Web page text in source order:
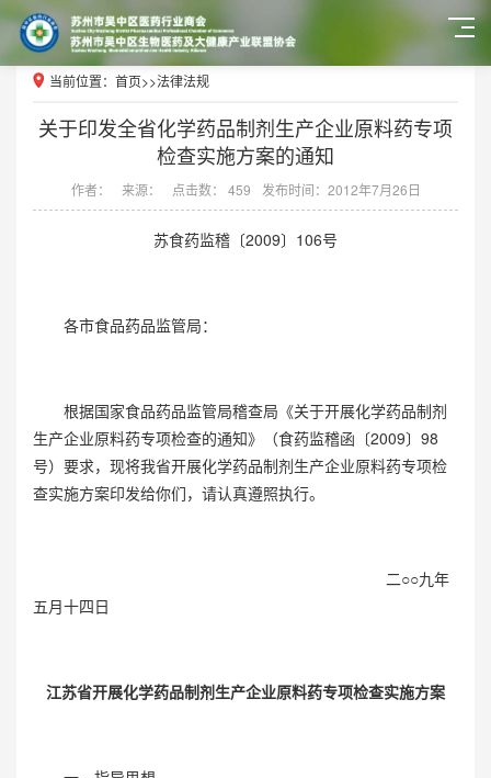
当前位置： 首页>>法律法规
关于印发全省化学药品制剂生产企业原料药专项
检查实施方案的通知
作者： 来源： 点击数： 459 发布时间：2012年7月26日
苏食药监稽〔2009〕106号
各市食品药品监管局：
根据国家食品药品监管局稽查局《关于开展化学药品制剂
生产企业原料药专项检查的通知》（食药监稽函〔2009〕98
号）要求，现将我省开展化学药品制剂生产企业原料药专项检
查实施方案印发给你们，请认真遵照执行。
二○○九年
五月十四日
江苏省开展化学药品制剂生产企业原料药专项检查实施方案